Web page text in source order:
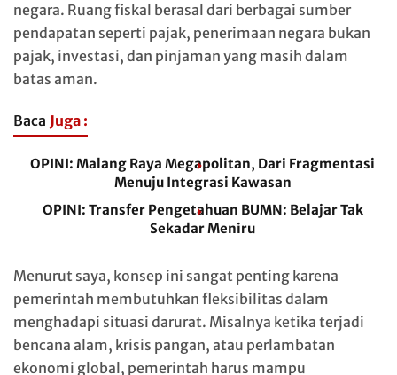
negara. Ruang fiskal berasal dari berbagai sumber
pendapatan seperti pajak, penerimaan negara bukan
pajak, investasi, dan pinjaman yang masih dalam
batas aman.
Baca Juga :
OPINI: Malang Raya Megapolitan, Dari Fragmentasi
Menuju Integrasi Kawasan
OPINI: Transfer Pengetahuan BUMN: Belajar Tak
Sekadar Meniru
Menurut saya, konsep ini sangat penting karena
pemerintah membutuhkan fleksibilitas dalam
menghadapi situasi darurat. Misalnya ketika terjadi
bencana alam, krisis pangan, atau perlambatan
ekonomi global, pemerintah harus mampu